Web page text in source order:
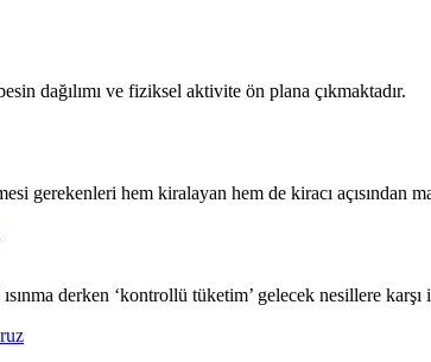
dağılımı ve fiziksel aktivite ön plana çıkmaktadır.
hem kiralayan hem de kiracı açısından
derken ‘kontrollü tüketim’ gelecek nesillere